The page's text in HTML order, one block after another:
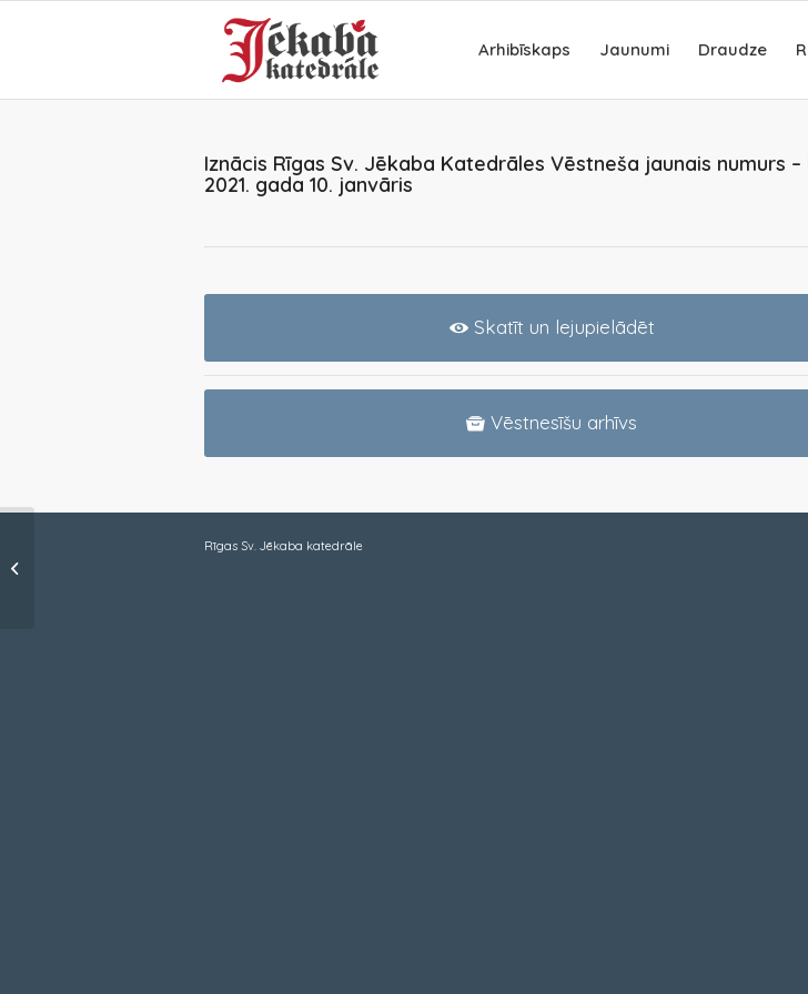
Arhibīskaps Jaunumi Draudze
Iznācis Rīgas Sv. Jēkaba Katedrāles Vēstneša jaunais numurs –
2021. gada 10. janvāris
Skatīt un lejupielādēt
Vēstnesīšu arhīvs
Rīgas Sv. Jēkaba katedrāle